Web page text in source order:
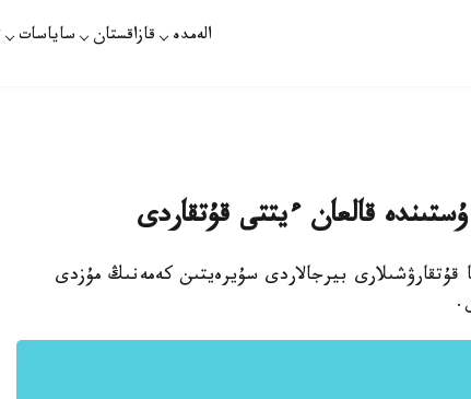
الەمدە قازاقستان ساياسات
قالعان ءيتتى قۇتقاردى
بيرجالاردى سۇيرەيتىن كەمەنىڭ مۇزدى